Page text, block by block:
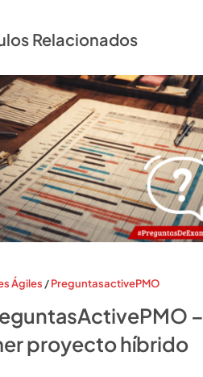
Relacionados
Ágiles /PreguntasactivePMO
–
proyecto híbrido